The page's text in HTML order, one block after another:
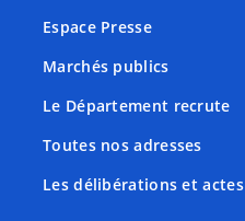
Espace Presse
Marchés publics
Le Département recrute
Toutes nos adresses
Les délibérations et actes